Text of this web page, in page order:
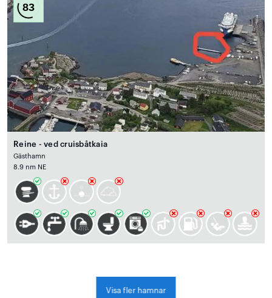
83
Reine - ved cruisbåtkaia
Gästhamn
8.9 nm NE
Visa fler hamnar